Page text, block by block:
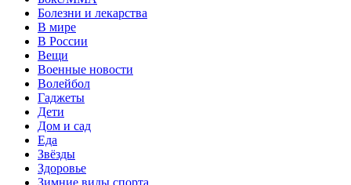
Болезни и лекарства
В мире
В России
Вещи
Военные новости
Волейбол
Гаджеты
Дети
Дом и сад
Еда
Звёзды
Здоровье
Зимние виды спорта